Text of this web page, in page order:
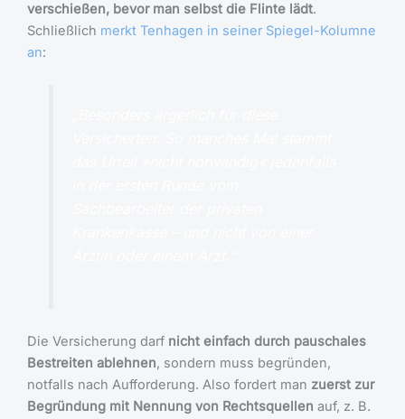
verschießen, bevor man selbst die Flinte lädt.
Schließlich merkt Tenhagen in seiner Spiegel-Kolumne
an:
Die Versicherung darf nicht einfach durch pauschales
Bestreiten ablehnen, sondern muss begründen,
notfalls nach Aufforderung. Also fordert man zuerst zur
Begründung mit Nennung von Rechtsquellen auf, z. B.